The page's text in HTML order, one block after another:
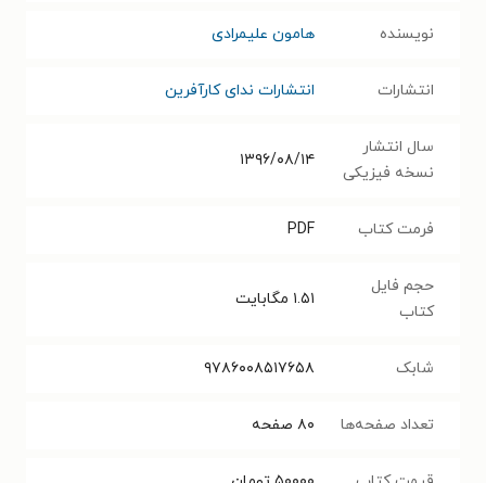
نویسنده هامون علیمرادی
انتشارات انتشارات ندای کارآفرین
سال انتشار
نسخه فیزیکی
۱۳۹۶/۰۸/۱۴
فرمت کتاب PDF
حجم فایل
کتاب
۱.۵۱ مگابایت
شابک ۹۷۸۶۰۰۸۵۱۷۶۵۸
تعداد صفحه‌ها ۸۰ صفحه